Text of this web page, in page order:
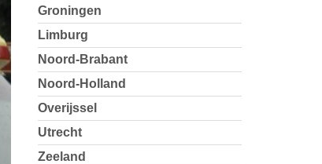
Groningen
Limburg
Noord-Brabant
Noord-Holland
Overijssel
Utrecht
Zeeland